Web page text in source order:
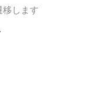
移します